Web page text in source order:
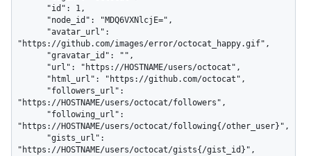
"https://github.com/images/error/octocat_happy.gif",
"https://HOSTNAME/users/octocat/followers",
"https://HOSTNAME/users/octocat/following{/other_user}",
"https://HOSTNAME/users/octocat/gists{/gist_id}",